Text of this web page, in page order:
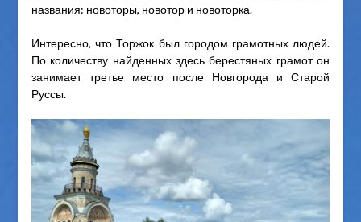
названия: новоторы, новотор и новоторка.
Интересно, что Торжок был городом грамотных людей.
По количеству найденных здесь берестяных грамот он
занимает третье место после Новгорода и Старой
Руссы.